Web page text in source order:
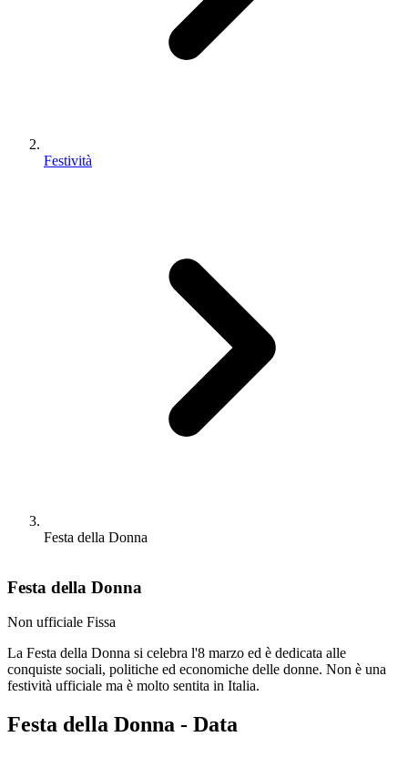
Festività
Festa della Donna
Festa della Donna
Non ufficiale Fissa
La Festa della Donna si celebra l'8 marzo ed è dedicata alle
conquiste sociali, politiche ed economiche delle donne. Non è una
festività ufficiale ma è molto sentita in Italia.
Festa della Donna - Data